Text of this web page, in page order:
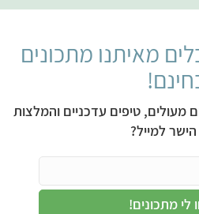
מאיתנו מתכונים
מעולים, טיפים עדכניים והמלצות
למייל?
לי מתכונים!